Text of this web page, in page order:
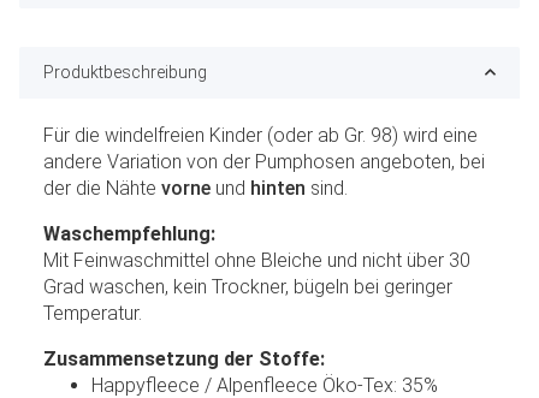
Produktbeschreibung
Für die windelfreien Kinder (oder ab Gr. 98) wird eine
andere Variation von der Pumphosen angeboten, bei
der die Nähte vorne und hinten sind.
Waschempfehlung:
Mit Feinwaschmittel ohne Bleiche und nicht über 30
Grad waschen, kein Trockner, bügeln bei geringer
Temperatur.
Zusammensetzung der Stoffe:
Happyfleece / Alpenfleece Öko-Tex: 35%